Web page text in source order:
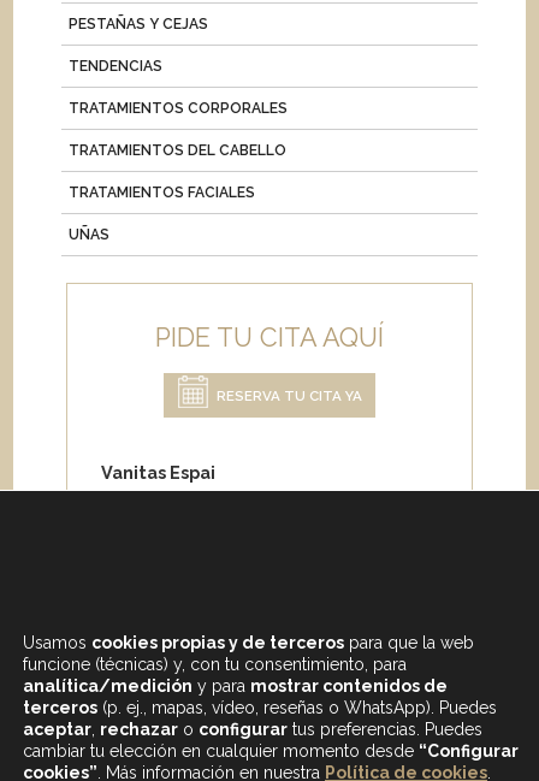
PESTAÑAS Y CEJAS
TENDENCIAS
TRATAMIENTOS CORPORALES
TRATAMIENTOS DEL CABELLO
TRATAMIENTOS FACIALES
UÑAS
PIDE TU CITA AQUÍ
RESERVA TU CITA YA
Vanitas Espai
Carrer de Paris 204
Usamos cookies propias y de terceros para que la web
funcione (técnicas) y, con tu consentimiento, para
analítica/medición y para mostrar contenidos de
terceros (p. ej., mapas, vídeo, reseñas o WhatsApp). Puedes
aceptar rechazar o configurar tus preferencias. Puedes
cambiar tu elección en cualquier momento desde “Configurar
cookies” . Más información en nuestra Política de cookies